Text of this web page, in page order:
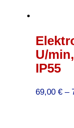
U/
IP55
69,00 € –